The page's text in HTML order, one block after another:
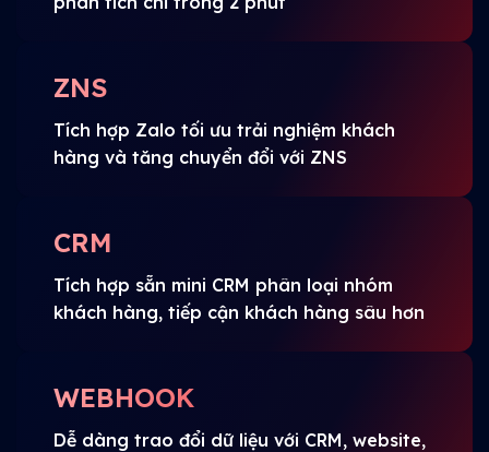
ZNS
Tích hợp Zalo tối ưu trải nghiệm khách
hàng và tăng chuyển đổi với ZNS
CRM
Tích hợp sẵn mini CRM phân loại nhóm
khách hàng, tiếp cận khách hàng sâu hơn
WEBHOOK
Dễ dàng trao đổi dữ liệu với CRM, website,